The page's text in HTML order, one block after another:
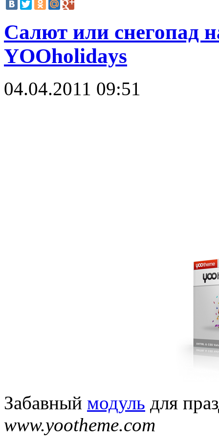
Салют или снегопад
YOOholidays
04.04.2011 09:51
Забавный модуль для
www.yootheme.com